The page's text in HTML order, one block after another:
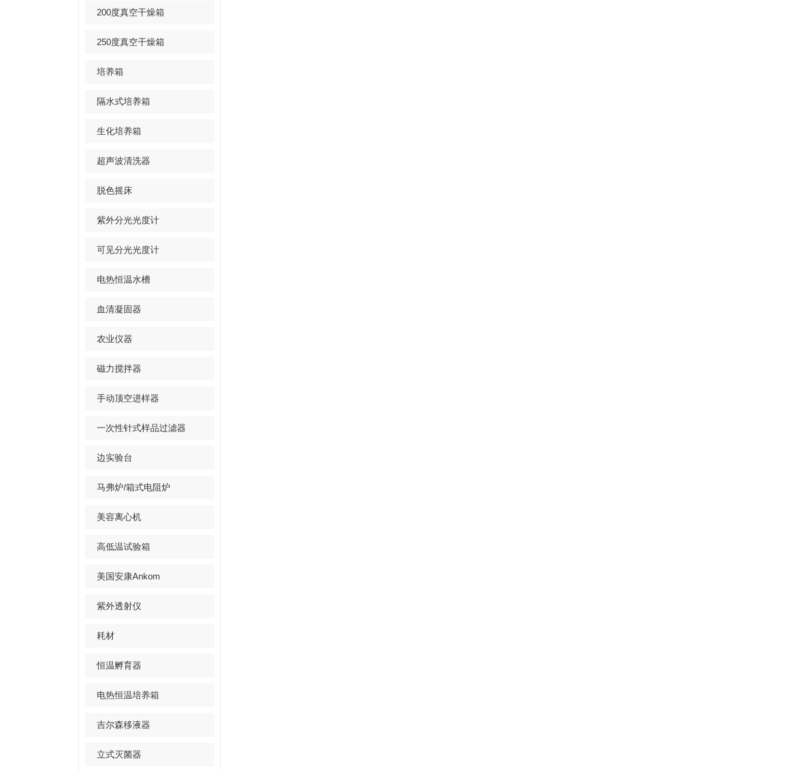
200度真空干燥箱
250度真空干燥箱
培养箱
隔水式培养箱
生化培养箱
超声波清洗器
脱色摇床
紫外分光光度计
可见分光光度计
电热恒温水槽
血清凝固器
农业仪器
磁力搅拌器
手动顶空进样器
一次性针式样品过滤器
边实验台
马弗炉/箱式电阻炉
美容离心机
高低温试验箱
美国安康Ankom
紫外透射仪
耗材
恒温孵育器
电热恒温培养箱
吉尔森移液器
立式灭菌器